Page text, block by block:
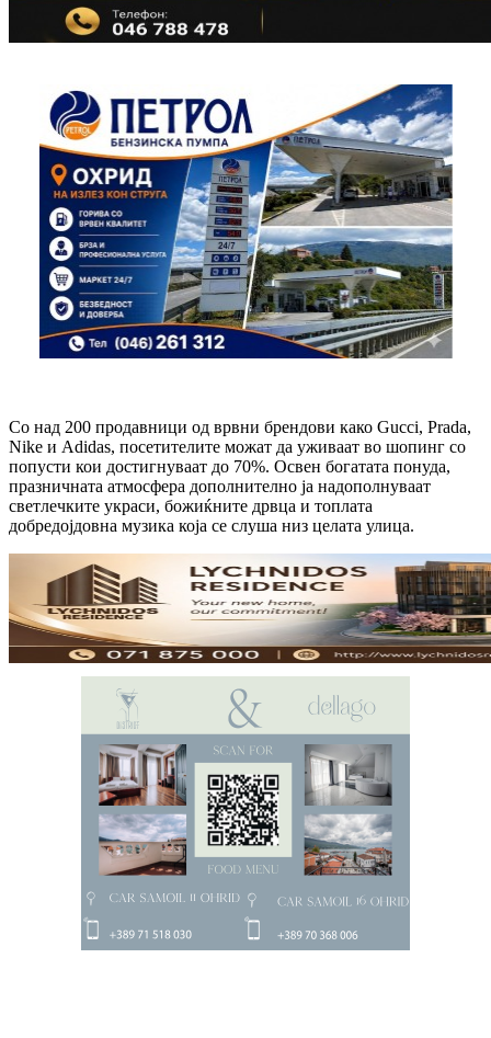
Со над 200 продавници од врвни брендови како Gucci, Prada,
Nike и Adidas, посетителите можат да уживаат во шопинг со
попусти кои достигнуваат до 70%. Освен богатата понуда,
празничната атмосфера дополнително ја надополнуваат
светлечките украси, божиќните дрвца и топлата
добредојдовна музика која се слуша низ целата улица.